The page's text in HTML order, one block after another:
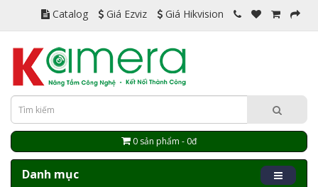
Catalog Giá Ezviz Giá Hikvision
0 sản phẩm - 0đ
Danh mục